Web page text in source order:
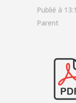
Publié à
Parent